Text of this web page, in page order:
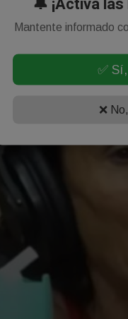
Mantente informado
✅
❌